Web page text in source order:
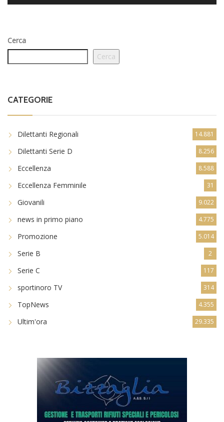
Cerca
Cerca
CATEGORIE
Dilettanti Regionali 14.881
Dilettanti Serie D 8.256
Eccellenza 8.588
Eccellenza Femminile 31
Giovanili 9.022
news in primo piano 4.775
Promozione 5.014
Serie B 2
Serie C 117
sportinoro TV 314
TopNews 4.355
Ultim'ora 29.335